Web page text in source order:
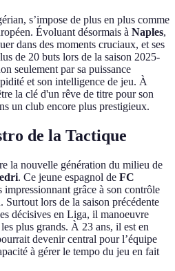
s’impose de plus en plus comme
Évoluant désormais à Naples,
dans des moments cruciaux, et ses
de 20 buts lors de la saison 2025-
seulement par sa puissance
et son intelligence de jeu. À
la clé d'un rêve de titre pour son
un club encore plus prestigieux.
de la Tactique
la nouvelle génération du milieu de
. Ce jeune espagnol de FC
impressionnant grâce à son contrôle
Surtout lors de la saison précédente
décisives en Liga, il manoeuvre
plus grands. À 23 ans, il est en
devenir central pour l’équipe
à gérer le tempo du jeu en fait